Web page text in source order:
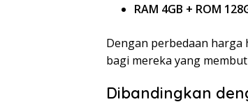
RAM 4GB + ROM
Dengan perbedaan harga
bagi mereka yang
Dibandingkan